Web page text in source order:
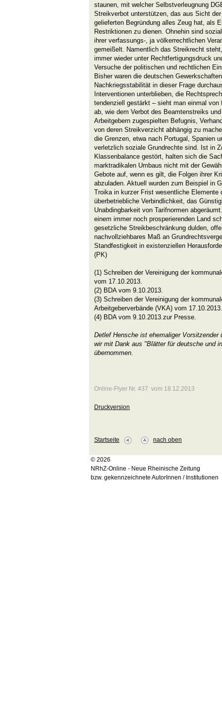
staunen, mit welcher Selbstverleugnung
Streikverbot unterstützen, das aus Sicht
gelieferten Begründung alles Zeug hat, als
Restriktionen zu dienen. Ohnehin sind
ihrer verfassungs-, ja völkerrechtlichen
gemeißelt. Namentlich das Streikrecht
immer wieder unter Rechtfertigungsdruck
Versuche der politischen und rechtlichen
Bisher waren die deutschen
Nachkriegsstabilität in dieser Frage
Interventionen unterblieben, die
tendenziell gestärkt – sieht man einmal von
ab, wie dem Verbot des Beamtenstreiks
Arbeitgebern zugespielten Befugnis,
von deren Streikverzicht abhängig zu
die Grenzen, etwa nach Portugal, Spanien
verletzlich soziale Grundrechte sind. Ist in
Klassenbalance gestört, halten sich die
marktradikalen Umbaus nicht mit der
Gebote auf, wenn es gilt, die Folgen ihrer
abzuladen. Aktuell wurden zum Beispiel in
Troika in kurzer Frist wesentliche Elemente
überbetriebliche Verbindlichkeit, das
Unabdingbarkeit von Tarifnormen
einem immer noch prosperierenden Land
gesetzliche Streikbeschränkung dulden,
nachvollziehbares Maß an
Standfestigkeit in existenziellen
(PK)
(1) Schreiben der Vereinigung der
vom 17.10.2013.
(2) BDA vom 9.10.2013.
(3) Schreiben der Vereinigung der
Arbeitgeberverbände (VKA) vom 17.10.2013.
(4) BDA vom 9.10.2013.zur Presse.
Detlef Hensche ist ehemaliger Vorsitzender
wir mit Dank aus "Blätter für deutsche und
übernommen.
Online-Flyer Nr. 437 vom 18.12.2013
Druckversion
Startseite nach oben
© 2026
NRhZ-Online - Neue Rheinische Zeitung
bzw. gekennzeichnete AutorInnen / Institutionen